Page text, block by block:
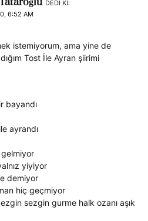
DEDI KI:
6:52 AM
istemiyorum, ama yine de
Tost İle Ayran şiirimi
bayandı
ayrandı
yiyiyor
demiyor
hiç geçmiyor
sezgin gurme halk ozanı aşık